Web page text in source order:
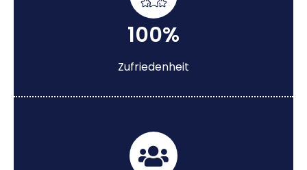
100%
Zufriedenheit